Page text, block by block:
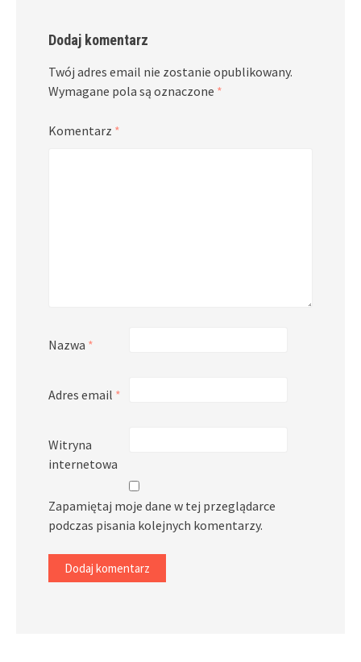
Dodaj komentarz
Twój adres email nie zostanie opublikowany.
Wymagane pola są oznaczone *
Komentarz *
Nazwa *
Adres email *
Witryna
internetowa
Zapamiętaj moje dane w tej przeglądarce
podczas pisania kolejnych komentarzy.